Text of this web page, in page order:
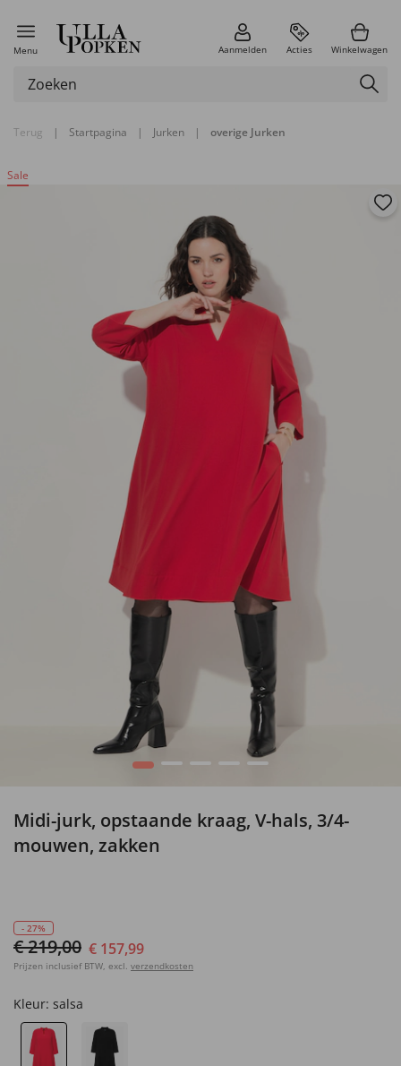
Menu Aanmelden Acties Winkelwagen
Terug | Startpagina | Jurken | overige Jurken
Sale
1 2 3 4 5
Midi-jurk, opstaande kraag, V-hals, 3/4-
mouwen, zakken
- 27%
€ 219,00 € 157,99
Prijzen inclusief BTW, excl. verzendkosten
Kleur: salsa